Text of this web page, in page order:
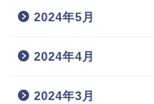
2024年5月
2024年4月
2024年3月